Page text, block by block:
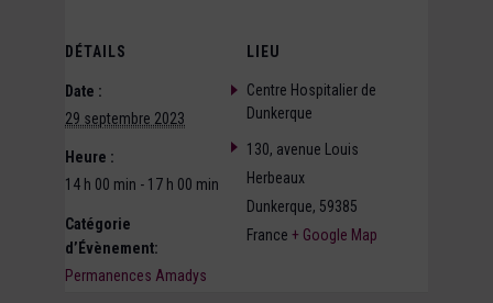
DÉTAILS
Date :
29 septembre 2023
Heure :
14 h 00 min - 17 h 00 min
Catégorie
d’Évènement:
Permanences Amadys
LIEU
Centre Hospitalier de
Dunkerque
130, avenue Louis
Herbeaux
Dunkerque, 59385
France + Google Map